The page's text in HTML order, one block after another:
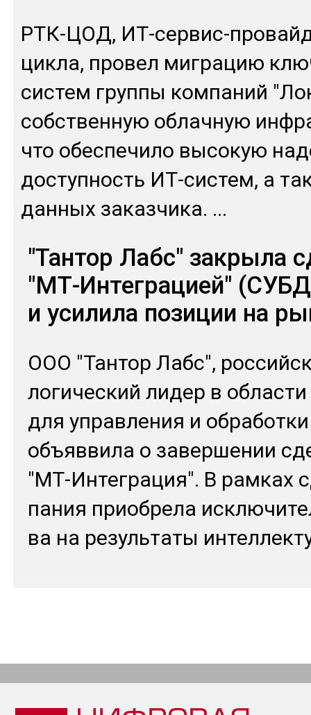
РТК-ЦОД, ИТ-сер­вис-
цик­ла, про­вел миг­ра­цию
сис­тем груп­пы ком­па­ний
собс­твен­ную об­лач­ную
что обес­пе­чило вы­сокую
дос­туп­ность ИТ-сис­тем, а
дан­ных за­каз­чи­ка. ...
"Тантор Лабс" закрыла
"МТ-Интеграцией"
и усилила позиции на
ООО "Тан­тор Лабс",
логи­чес­кий ли­дер в
для уп­рав­ле­ния и
объ­яв­ви­ла о за­вер­ше­нии
"МТ-Ин­тег­ра­ция". В рам­ках
па­ния приоб­ре­ла
ва на ре­зуль­та­ты